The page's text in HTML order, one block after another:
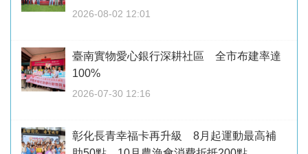
2026-08-02 12:01
臺南實物愛心銀行深耕社區 全市布建率達
100%
2026-07-30 12:16
彰化長青幸福卡再升級 8月起運動最高補